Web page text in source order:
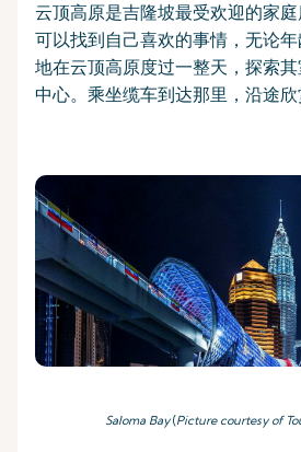
云顶高原是吉隆坡最受欢迎的家
可以找到自己喜欢的事情，无论
地在云顶高原度过一整天，探索
中心。乘坐缆车到达那里，沿途欣
Saloma Bay(Picture courtesy of